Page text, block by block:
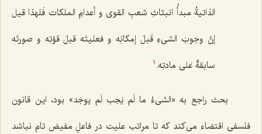
الذاتیةُ مبدأُ انبثاثِ شعبِ القوى و أعدامِ الملکات فَلهذا قیل
إنَّ وجوبَ الشی‌ءِ قَبلَ إمکانِه و فعلیتَه قبلَ قوَّتِه و صورتَه
سابقةٌ عَلى مادتِه. 1
بحث راجع به «الشیءُ ما لَم یَجب لَم یوجَد» بود، این قانون
فلسفی اقتضاء می‌کند که تا مراتب علیت در فاعلِ مفیض تام نباشد